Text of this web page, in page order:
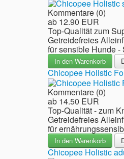
Kommentare (0)
ab 12.90 EUR
Top-Qualität zum
Getreidefreies
für sensible Hunde -
In den Warenkorb
Chicopee Holistic
Kommentare (0)
ab 14.50 EUR
Top-Qualität - zum
Getreidefreies
für
In den Warenkorb
Chicopee Holistic